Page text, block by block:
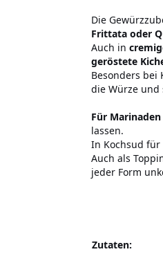
Die
Frittata oder
Auch in
geröstete
Besonders bei
die Würze und
Für
lassen.
In Kochsud für
Auch als
jeder Form
Zutaten: